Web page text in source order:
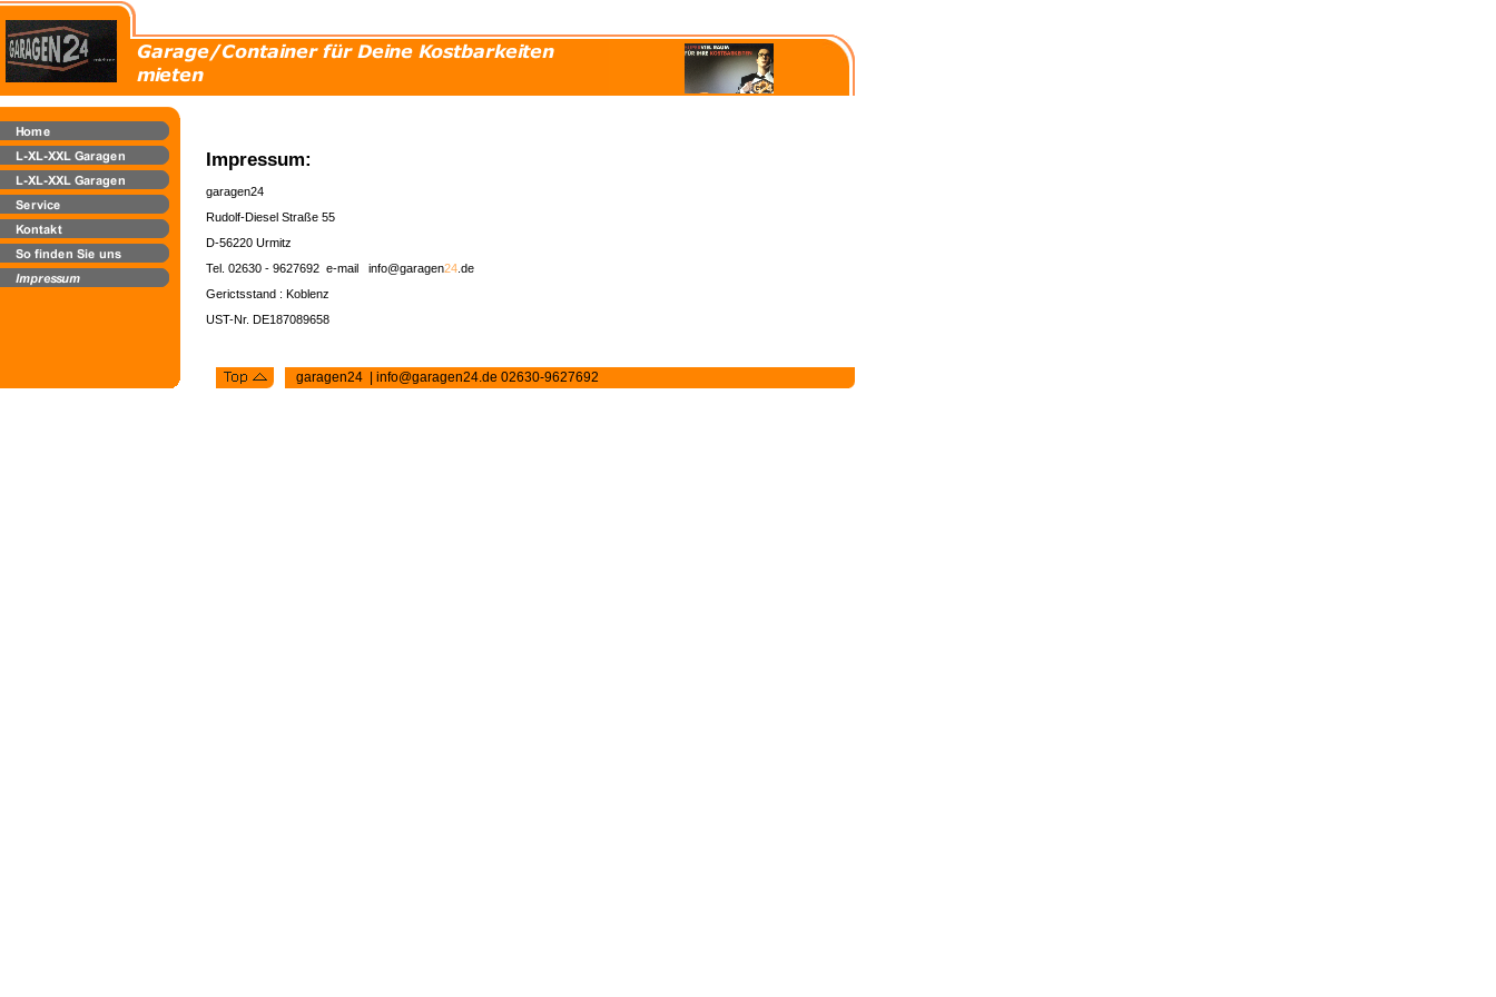
Impressum:
garagen24
Rudolf-Diesel Straße 55
D-56220 Urmitz
Tel. 02630 - 9627692 e-mail info@garagen24 .de
Gerictsstand : Koblenz
UST-Nr. DE187089658
garagen24 | info@garagen24.de 02630-9627692